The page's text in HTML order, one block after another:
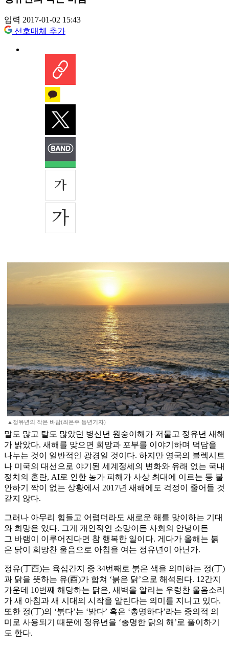
입력 2017-01-02 15:43
선호매체 추가
▲정유년의 작은 바람(최은주 동년기자)
말도 많고 탈도 많았던 병신년 원숭이해가 저물고 정유년 새해
가 밝았다. 새해를 맞으면 희망과 포부를 이야기하며 덕담을
나누는 것이 일반적인 광경일 것이다. 하지만 영국의 블렉시트
나 미국의 대선으로 야기된 세계정세의 변화와 유래 없는 국내
정치의 혼란, AI로 인한 농가 피해가 사상 최대에 이르는 등 불
안하기 짝이 없는 상황에서 2017년 새해에도 걱정이 줄어들 것
같지 않다.
그러나 아무리 힘들고 어렵더라도 새로운 해를 맞이하는 기대
와 희망은 있다. 그게 개인적인 소망이든 사회의 안녕이든
그 바램이 이루어진다면 참 행복한 일이다. 게다가 올해는 붉
은 닭이 희망찬 울음으로 아침을 여는 정유년이 아닌가.
정유(丁酉)는 육십간지 중 34번째로 붉은 색을 의미하는 정(丁)
과 닭을 뜻하는 유(酉)가 합쳐 ‘붉은 닭’으로 해석된다. 12간지
가운데 10번째 해당하는 닭은, 새벽을 알리는 우렁찬 울음소리
가 새 아침과 새 시대의 시작을 알린다는 의미를 지니고 있다.
또한 정(丁)의 ‘붉다’는 ‘밝다’ 혹은 ‘총명하다’라는 중의적 의
미로 사용되기 때문에 정유년을 ‘총명한 닭의 해’로 풀이하기
도 한다.